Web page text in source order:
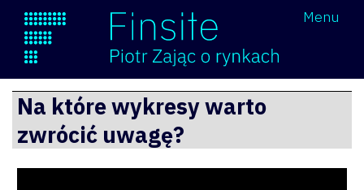
Menu
Przejdź
do
treści
Na które wykresy warto
zwrócić uwagę?